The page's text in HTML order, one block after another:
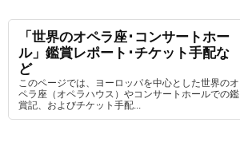
「世界のオペラ座･コンサートホー
ル」鑑賞レポート･チケット手配な
ど
このページでは、ヨーロッパを中心とした世界のオ
ペラ座（オペラハウス）やコンサートホールでの鑑
賞記、およびチケット手配...